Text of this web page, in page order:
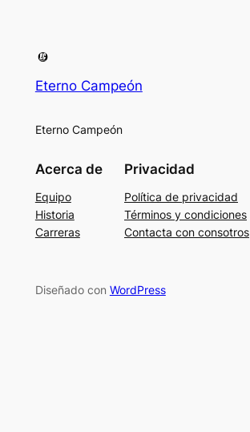
Eterno Campeón
Eterno Campeón
Acerca de
Equipo
Historia
Carreras
Privacidad
Política de privacidad
Términos y condiciones
Contacta con consotros
Diseñado con WordPress